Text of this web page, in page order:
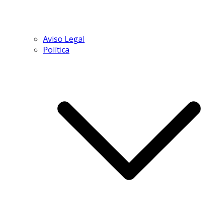
Aviso Legal
Política